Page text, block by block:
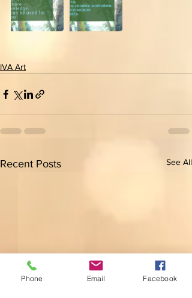
IVA Art
Recent Posts See All
Phone Email Facebook